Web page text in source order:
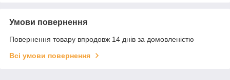
Умови повернення
Повернення товару впродовж 14 днів за домовленістю
Всі умови повернення